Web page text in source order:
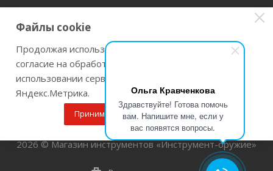
Ольга Кравченкова
Здравствуйте! Готова помочь
вам. Напишите мне, если у
вас появятся вопросы.
8 800 77-00-962
г. Пермь, ул. Павла Преображенского, д.6А,
2026 © Магазин инструментов «Инструмент-оружие»
Файлы cookie
Продолжая использовать наш сайт Вы даете
согласие на обработку файлов cookie и
использовании сервисов веб-аналитики
Яндекс.Метрика.
Принимаю Подробнее